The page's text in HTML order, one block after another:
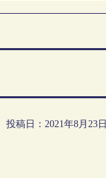
投稿日：2021年8月23日